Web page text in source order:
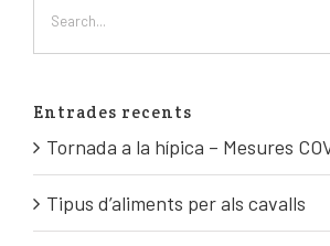
Entrades recents
Tornada a la hípica – Mesures
Tipus d’aliments per als cavalls